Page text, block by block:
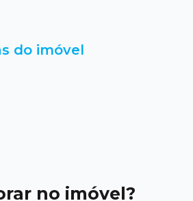
do imóvel
no imóvel?